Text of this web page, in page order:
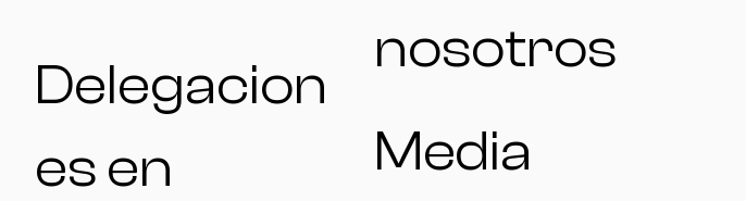
Delegacion
es en
nosotros
Media